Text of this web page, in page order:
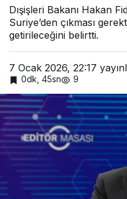
Dışişleri Bakanı Hakan
Suriye’den çıkması
getirileceğini belirtti.
7 Ocak 2026, 22:17
0dk, 45sn 9
edilecek”